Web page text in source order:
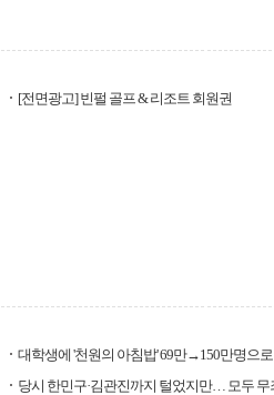
[전면광고] 빈펄 골프 & 리조트 회원권
대학생에 '천원의 아침밥' 69만→150만명으
당시 한민구·김관진까지 털었지만… 모두 무